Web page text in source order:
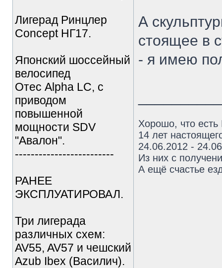
Лигерад Ринцлер
Concept НГ17.
Японский шоссейный
велосипед
Отес Alpha LC, с
приводом
повышенной
мощности SDV
"Авалон".
-------------------------
РАНЕЕ
ЭКСПЛУАТИРОВАЛ.
Три лигерада
различных схем:
AV55, AV57 и чешский
Azub Ibex (Василич).
А
стоящее в
- я имею
Хорошо, что
14 лет
24.06.2012 -
Из них с
А ещё счастье